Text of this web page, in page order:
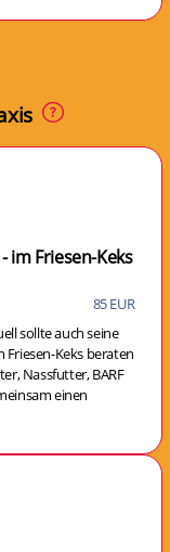
im Friesen-Keks
85 EUR
sollte auch seine
Keks beraten
Nassfutter, BARF
einen